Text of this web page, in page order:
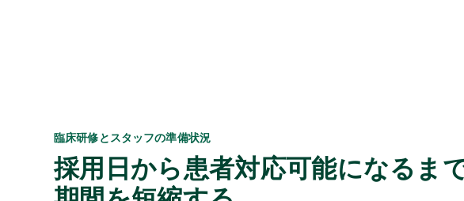
臨床研修とスタッフの準備状況
採用日から患者対応可能になるま